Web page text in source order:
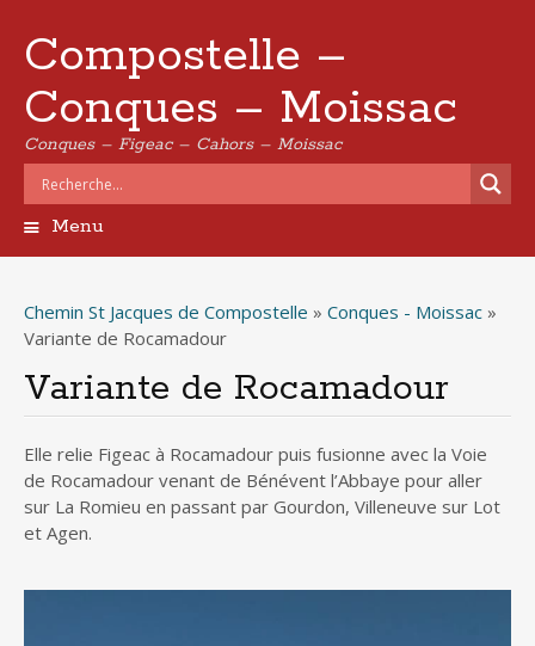
Compostelle –
Conques – Moissac
Conques – Figeac – Cahors – Moissac
Menu
principal
Chemin St Jacques de Compostelle » Conques - Moissac »
Variante de Rocamadour
Variante de Rocamadour
Elle relie Figeac à Rocamadour puis fusionne avec la Voie
de Rocamadour venant de Bénévent l’Abbaye pour aller
sur La Romieu en passant par Gourdon, Villeneuve sur Lot
et Agen.